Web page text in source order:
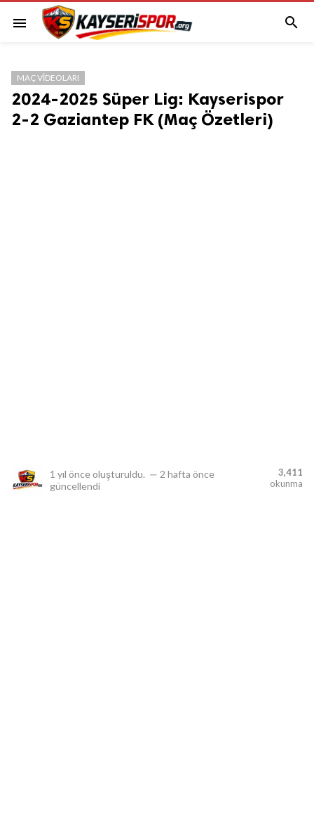
menu 
MAÇ VIDEOLARI
2024-2025 Süper Lig: Kayserispor
2-2 Gaziantep FK (Maç Özetleri)
1 yıl önce oluşturuldu. — 2 hafta önce
güncellendi
3,411
okunma